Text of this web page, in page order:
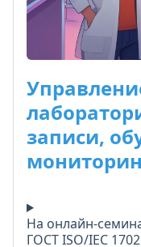
записи,
На онлайн-
ГОСТ ISO/IEC